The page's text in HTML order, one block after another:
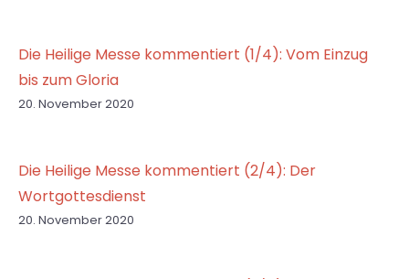
Die Heilige Messe kommentiert (1/4): Vom Einzug
bis zum Gloria
20. November 2020
Die Heilige Messe kommentiert (2/4): Der
Wortgottesdienst
20. November 2020